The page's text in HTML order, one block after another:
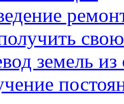
земель